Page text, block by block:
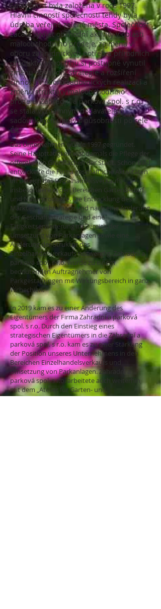
Společnost byla založena v roce 1997.
Hlavní činností společnosti tehdy byla
údržba veřejné zeleně města. Společnost
začala vyvíjet obchodní aktivity v oblasti
maloobchodního prodeje, zejména v
oboru zahradnických potřeb a přírodních
produktů. Vývoj trhu si postupně vynutil
změnu obchodní strategie a rozšíření
činnosti v oboru sadovnických realizací a
změnu struktury maloobchodního
prodeje. Zahradní a parková spol. s r.o.
se stala významným dodavatelem
sadovnických úprav s působností po celé
ČR.
Das Unternehmen wurde 1997 gegründet.
Seine Haupttätigkeit war damals die Pflege der
öffentlichen Grünflächen der Stadt. Schon bald
entwickelte die Firma geschäftliche Aktivitäten
im Bereich des Einzelhandelsverkaufs,
insbesondere in den Bereichen Gartenbedarf
und Naturprodukte. Die Entwicklung des
Marktes machte nach und nach eine Änderung
der Geschäftsstrategie und eine
Tätigkeitserweiterung im Bereich der
Umsetzung von Parkanlagen sowie eine
Änderung der Struktur des
Einzelhandelsverkaufs notwendig. Zahradní a
parková spol. s r.o. wurde zu einem
bedeutenden Auftragnehmer von
Parkgestaltungen mit Wirkungsbereich in ganz
Tschechien.
In 2019 kam es zu einer Änderung des
Eigentümers der Firma Zahradní a parková
spol. s r.o. Durch den Einstieg eines
strategischen Eigentümers in die Zahradní a
parková spol. s r.o. kam es zu einer Stärkung
der Position unseres Unternehmens in den
Bereichen Einzelhandelsverkaufs und
Umsetzung von Parkanlagen. Zahradní a
parková spol. s r.o. arbeitete auch weiterhin
mit dem „Atelier für Garten- und
Landschaftsarchitektur Mariánské Lázně“